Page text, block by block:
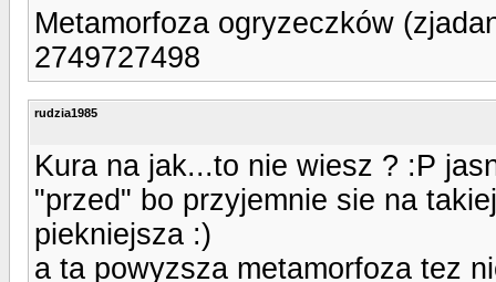
Metamorfoza ogryzeczków
2749727498
rudzia1985
Kura na jak...to nie wiesz ? :P
"przed" bo przyjemnie sie na
piekniejsza :)
a ta powyzsza metamorfoza tez